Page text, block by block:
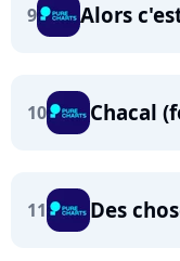
9 Alors
10 Chacal
11 Des